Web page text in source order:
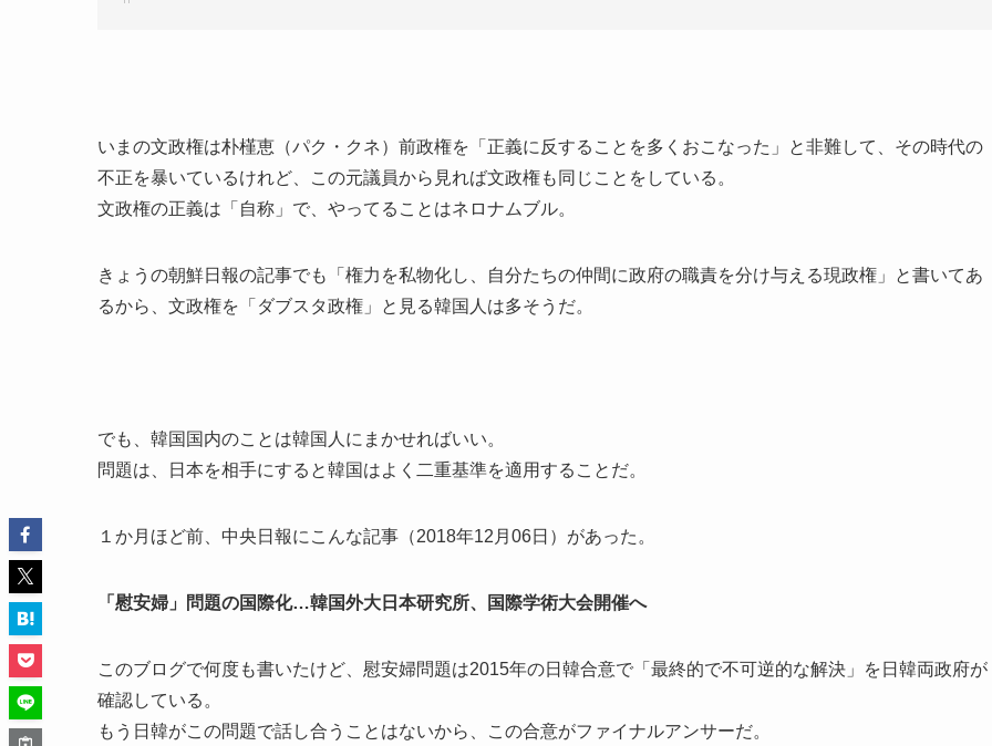
いまの文政権は朴槿恵（パク・クネ）前政権を「正義に反することを多くおこなった」と非難して、その時代の
不正を暴いているけれど、この元議員から見れば文政権も同じことをしている。
文政権の正義は「自称」で、やってることはネロナムブル。
きょうの朝鮮日報の記事でも「権力を私物化し、自分たちの仲間に政府の職責を分け与える現政権」と書いてあ
るから、文政権を「ダブスタ政権」と見る韓国人は多そうだ。
でも、韓国国内のことは韓国人にまかせればいい。
問題は、日本を相手にすると韓国はよく二重基準を適用することだ。
１か月ほど前、中央日報にこんな記事（2018年12月06日）があった。
「慰安婦」問題の国際化…韓国外大日本研究所、国際学術大会開催へ
このブログで何度も書いたけど、慰安婦問題は2015年の日韓合意で「最終的で不可逆的な解決」を日韓両政府が
確認している。
もう日韓がこの問題で話し合うことはないから、この合意がファイナルアンサーだ。